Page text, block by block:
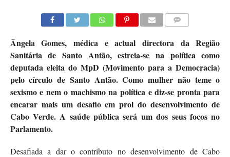
Ângela Gomes, médica e actual directora da Região
Sanitária de Santo Antão, estreia-se na política como
deputada eleita do MpD (Movimento para a Democracia)
pelo círculo de Santo Antão. Como mulher não teme o
sexismo e nem o machismo na política e diz-se pronta para
encarar mais um desafio em prol do desenvolvimento de
Cabo Verde. A saúde pública será um dos seus focos no
Parlamento.
Desafiada a dar o contributo no desenvolvimento de Cabo